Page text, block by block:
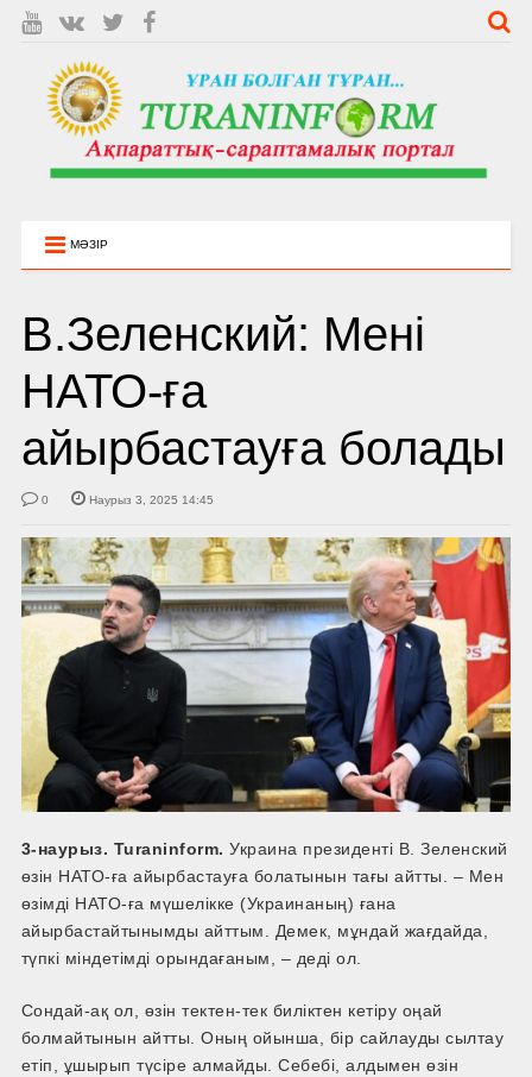
МӘЗІР
В.Зеленский: Мені
НАТО-ға
айырбастауға болады
0 Наурыз 3, 2025 14:45
3-наурыз. Turaninform. Украина президенті В. Зеленский
өзін НАТО-ға айырбастауға болатынын тағы айтты. – Мен
өзімді НАТО-ға мүшелікке (Украинаның) ғана
айырбастайтынымды айттым. Демек, мұндай жағдайда,
түпкі міндетімді орындағаным, – деді ол.
Сондай-ақ ол, өзін тектен-тек биліктен кетіру оңай
болмайтынын айтты. Оның ойынша, бір сайлауды сылтау
етіп, ұшырып түсіре алмайды. Себебі, алдымен өзін